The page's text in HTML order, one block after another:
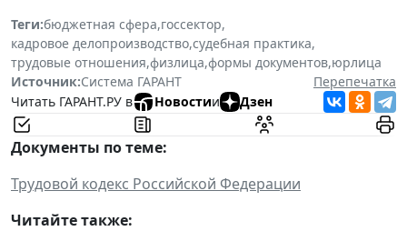
Теги:бюджетная сфера,госсектор,
кадровое делопроизводство,судебная практика,
трудовые отношения,физлица,формы документов,юрлица
Источник:Система ГАРАНТ
Перепечатка
Читать ГАРАНТ.РУ в
Новостии Дзен
Документы по теме:
Трудовой кодекс Российской Федерации
Читайте также: